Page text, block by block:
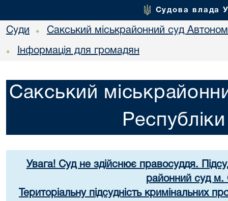
Судова влада
Суди • Сакський міськрайонний суд
• Інформація для громадян
Сакський
Увага! Суд не здійснює правосуддя.
районний суд м.
Територіальну підсудність кримінальних